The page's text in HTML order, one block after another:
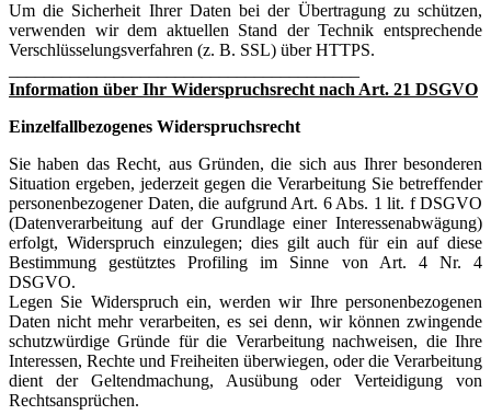
Um die Sicherheit Ihrer Daten bei der Übertragung zu schützen,
verwenden wir dem aktuellen Stand der Technik entsprechende
Verschlüsselungsverfahren (z. B. SSL) über HTTPS.
Information über Ihr Widerspruchsrecht nach Art. 21 DSGVO
Einzelfallbezogenes Widerspruchsrecht
Sie haben das Recht, aus Gründen, die sich aus Ihrer besonderen
Situation ergeben, jederzeit gegen die Verarbeitung Sie betreffender
personenbezogener Daten, die aufgrund Art. 6 Abs. 1 lit. f DSGVO
(Datenverarbeitung auf der Grundlage einer Interessenabwägung)
erfolgt, Widerspruch einzulegen; dies gilt auch für ein auf diese
Bestimmung gestütztes Profiling im Sinne von Art. 4 Nr. 4
DSGVO.
Legen Sie Widerspruch ein, werden wir Ihre personenbezogenen
Daten nicht mehr verarbeiten, es sei denn, wir können zwingende
schutzwürdige Gründe für die Verarbeitung nachweisen, die Ihre
Interessen, Rechte und Freiheiten überwiegen, oder die Verarbeitung
dient der Geltendmachung, Ausübung oder Verteidigung von
Rechtsansprüchen.